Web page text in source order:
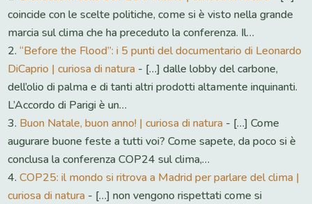
coincide con le scelte politiche, come si è visto nella grande
marcia sul clima che ha preceduto la conferenza. Il…
“Before the Flood”: i 5 punti del documentario di Leonardo
DiCaprio | curiosa di natura - […] dalle lobby del carbone,
dell’olio di palma e di tanti altri prodotti altamente inquinanti.
L’Accordo di Parigi è un…
Buon Natale, buon anno! | curiosa di natura - […] Come
augurare buone feste a tutti voi? Come sapete, da poco si è
conclusa la conferenza COP24 sul clima,…
COP25: il mondo si ritrova a Madrid per parlare del clima |
curiosa di natura - […] non vengono rispettati come si